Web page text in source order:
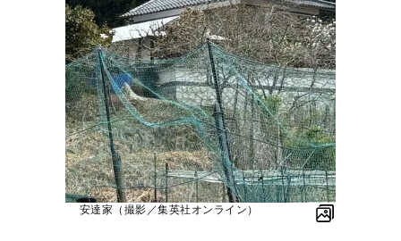
安達家（撮影／集英社オンライン）